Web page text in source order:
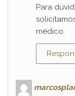
Para
médico.